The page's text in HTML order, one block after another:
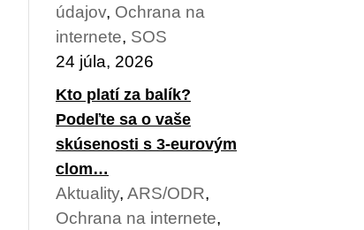
údajov, Ochrana na
internete, SOS
24 júla, 2026
Kto platí za balík?
Podeľte sa o vaše
skúsenosti s 3-eurovým
clom…
Aktuality, ARS/ODR,
Ochrana na internete,